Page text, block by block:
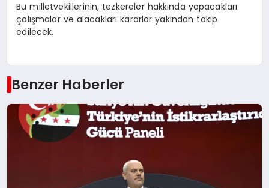
Bu milletvekillerinin, tezkereler hakkında yapacakları
çalışmalar ve alacakları kararlar yakından takip
edilecek.
Benzer Haberler